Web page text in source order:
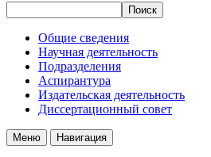
Общие сведения
Научная деятельность
Подразделения
Аспирантура
Издательская деятельность
Диссертационный совет
Меню Навигация